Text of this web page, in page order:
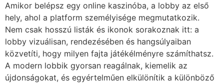
Amikor belépsz egy online kaszinóba, a lobby az első
hely, ahol a platform személyisége megmutatkozik.
Nem csak hosszú listák és ikonok sorakoznak itt: a
lobby vizuálisan, rendezésében és hangsúlyaiban
közvetíti, hogy milyen fajta játékélményre számíthatsz.
A modern lobbik gyorsan reagálnak, kiemelik az
újdonságokat, és egyértelműen elkülönítik a különböző